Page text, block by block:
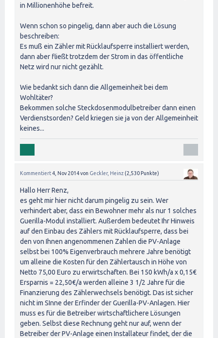
in Millionenhöhe befreit.
Wenn schon so pingelig, dann aber auch die Lösung
beschreiben:
Es muß ein Zähler mit Rücklaufsperre installiert werden,
dann aber fließt trotzdem der Strom in das öffentliche
Netz wird nur nicht gezählt.
Wie bedankt sich dann die Allgemeinheit bei dem
Wohltäter?
Bekommen solche Steckdosenmodulbetreiber dann einen
Verdienstsorden? Geld kriegen sie ja von der Allgemeinheit
keines...
Kommentiert4, Nov 2014von Geckler, Heinz (2,530 Punkte)
Hallo Herr Renz,
es geht mir hier nicht darum pingelig zu sein. Wer
verhindert aber, dass ein Bewohner mehr als nur 1 solches
Guerilla-Modul installiert. Außerdem bedeutet Ihr Hinweis
auf den Einbau des Zählers mit Rücklaufsperre, dass bei
den von Ihnen angenommenen Zahlen die PV-Anlage
selbst bei 100% Eigenverbrauch mehrere Jahre benötigt
um alleine die Kosten für den Zählertausch in Höhe von
Netto 75,00 Euro zu erwirtschaften. Bei 150 kWh/a x 0,15€
Ersparnis = 22,50€/a werden alleine 3 1/2 Jahre für die
Finanzierung des Zählerwechsels benötigt. Das ist sicher
nicht im SInne der Erfinder der Guerilla-PV-Anlagen. Hier
muss es für die Betreiber wirtschaftlichere Lösungen
geben. Selbst diese Rechnung geht nur auf, wenn der
Betreiber der PV-Anlage einen Installateur findet, der die